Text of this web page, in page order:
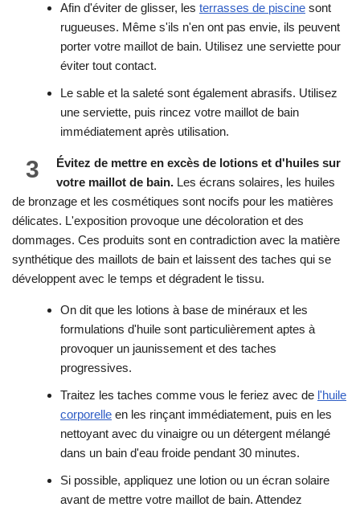
Afin d'éviter de glisser, les terrasses de piscine sont
rugueuses. Même s'ils n'en ont pas envie, ils peuvent
porter votre maillot de bain. Utilisez une serviette pour
éviter tout contact.
Le sable et la saleté sont également abrasifs. Utilisez
une serviette, puis rincez votre maillot de bain
immédiatement après utilisation.
3
Évitez de mettre en excès de lotions et d'huiles sur
votre maillot de bain. Les écrans solaires, les huiles
de bronzage et les cosmétiques sont nocifs pour les matières
délicates. L'exposition provoque une décoloration et des
dommages. Ces produits sont en contradiction avec la matière
synthétique des maillots de bain et laissent des taches qui se
développent avec le temps et dégradent le tissu.
On dit que les lotions à base de minéraux et les
formulations d'huile sont particulièrement aptes à
provoquer un jaunissement et des taches
progressives.
Traitez les taches comme vous le feriez avec de l'huile
corporelle en les rinçant immédiatement, puis en les
nettoyant avec du vinaigre ou un détergent mélangé
dans un bain d'eau froide pendant 30 minutes.
Si possible, appliquez une lotion ou un écran solaire
avant de mettre votre maillot de bain. Attendez